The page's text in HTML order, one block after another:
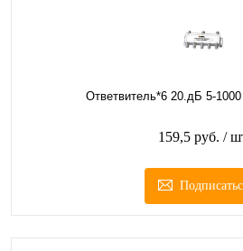
Ответвитель*6 20.дБ 5-
159,5 руб. /